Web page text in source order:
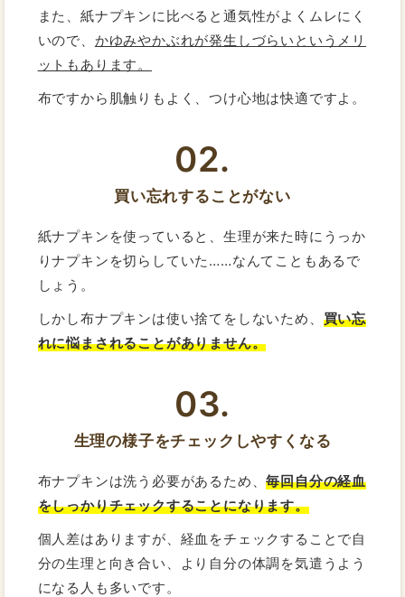
また、紙ナプキンに比べると通気性がよくムレにく
いので、 かゆみやかぶれが発生しづらいというメリ
ットもあります。
布ですから肌触りもよく、つけ心地は快適ですよ。
02.
買い忘れすることがない
紙ナプキンを使っていると、生理が来た時にうっか
りナプキンを切らしていた……なんてこともあるで
しょう。
しかし布ナプキンは使い捨てをしないため、 買い忘
れに悩まされることがありません。
03.
生理の様子をチェックしやすくなる
布ナプキンは洗う必要があるため、毎回自分の経血
をしっかりチェックすることになります。
個人差はありますが、経血をチェックすることで自
分の生理と向き合い、より自分の体調を気遣うよう
になる人も多いです。